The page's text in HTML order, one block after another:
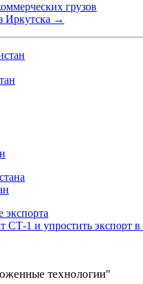
грузов
Иркутска →
СТ-1 и упростить экспорт
технологии"